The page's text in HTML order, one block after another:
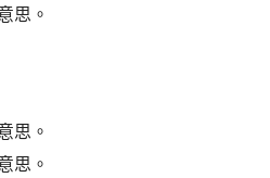
思。
思。
思。